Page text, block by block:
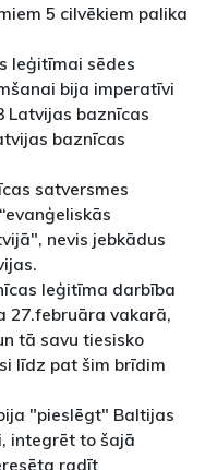
5 cilvēkiem palika
leģitīmai sēdes
bija imperatīvi
Latvijas baznīcas
baznīcas
satversmes
nevis jebkādus
leģitīma darbība
27.februāra vakarā,
tā savu tiesisko
līdz pat šim brīdim
"pieslēgt" Baltijas
integrēt to šajā
radīt